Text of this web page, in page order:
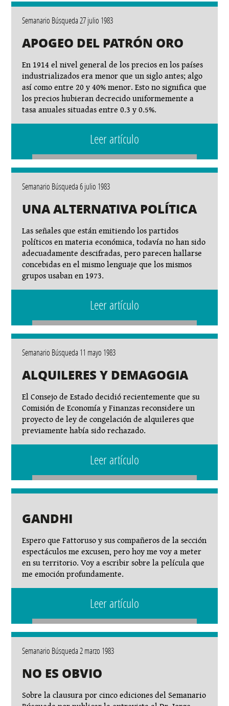
Semanario Búsqueda 27 julio 1983
APOGEO DEL PATRÓN ORO
En 1914 el nivel general de los precios en los países
industrializados era menor que un siglo antes; algo
así como entre 20 y 40% menor. Esto no significa que
los precios hubieran decrecido uniformemente a
tasa anuales situadas entre 0.3 y 0.5%.
Leer artículo
Semanario Búsqueda 6 julio 1983
UNA ALTERNATIVA POLÍTICA
Las señales que están emitiendo los partidos
políticos en materia económica, todavía no han sido
adecuadamente descifradas, pero parecen hallarse
concebidas en el mismo lenguaje que los mismos
grupos usaban en 1973.
Leer artículo
Semanario Búsqueda 11 mayo 1983
ALQUILERES Y DEMAGOGIA
El Consejo de Estado decidió recientemente que su
Comisión de Economía y Finanzas reconsidere un
proyecto de ley de congelación de alquileres que
previamente había sido rechazado.
Leer artículo
GANDHI
Espero que Fattoruso y sus compañeros de la sección
espectáculos me excusen, pero hoy me voy a meter
en su territorio. Voy a escribir sobre la película que
me emoción profundamente.
Leer artículo
Semanario Búsqueda 2 marzo 1983
NO ES OBVIO
Sobre la clausura por cinco ediciones del Semanario